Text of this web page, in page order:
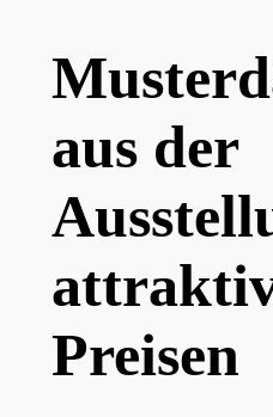
aus der
Preisen